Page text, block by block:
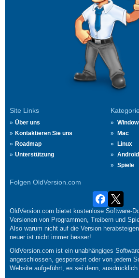
Site Links
Über uns
Kontaktieren Sie uns
Roadmap
Unterstützung
Kategorie
Mac
Linux
Android
Spiele
Folgen OldVersion.com
OldVersion.com bietet kostenlose Software-
Versionen von Programmen, Treibern und
Also warum nicht auf die Version
neuer ist nicht immer besser!
OldVersion.com ist ein unabhängiges
angeschlossen, gesponsert oder von jedem
Website aufgeführt, es sei denn, ausdrücklich